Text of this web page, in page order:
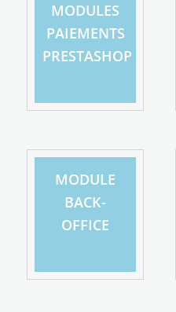
MODULES
PAIEMENTS
PRESTASHOP
MODULE
BACK-
OFFICE